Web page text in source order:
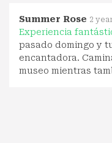
Summer Rose 2
Experiencia
pasado domingo y
encantadora.
museo mientras